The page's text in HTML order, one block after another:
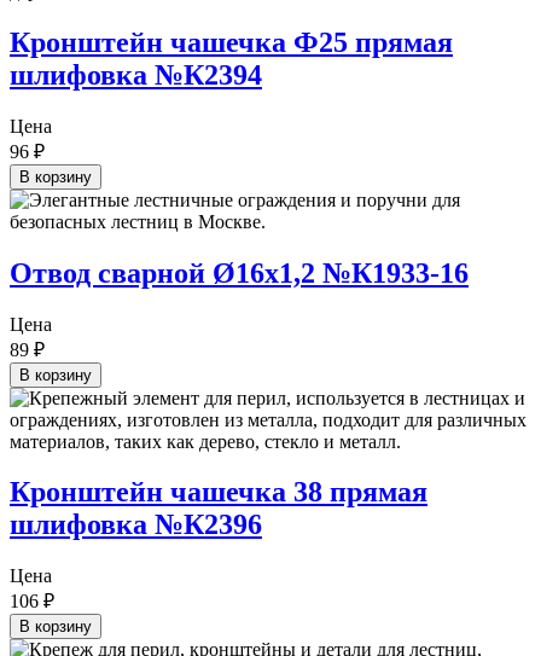
Кронштейн чашечка Ф25 прямая
шлифовка №К2394
Цена
96 ₽
В корзину
Отвод сварной Ø16х1,2 №К1933-16
Цена
89 ₽
В корзину
Кронштейн чашечка 38 прямая
шлифовка №К2396
Цена
106 ₽
В корзину